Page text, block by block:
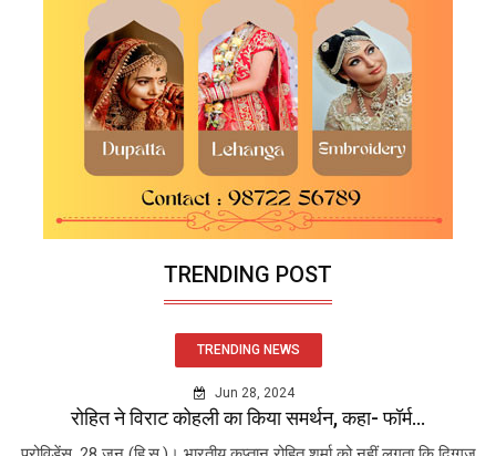
TRENDING POST
TRENDING NEWS
Jun 28, 2024
रोहित ने विराट कोहली का किया समर्थन, कहा- फॉर्म...